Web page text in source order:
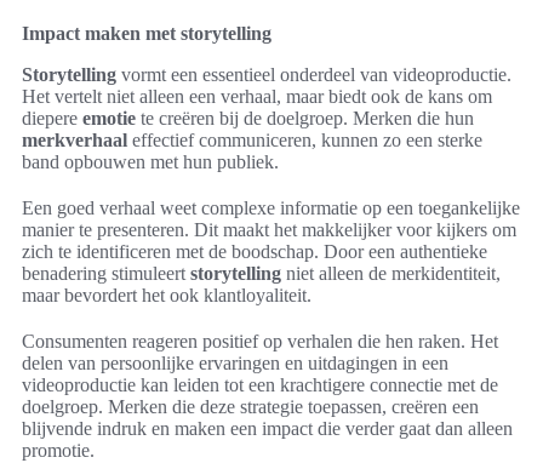
Impact maken met storytelling
Storytelling vormt een essentieel onderdeel van videoproductie.
Het vertelt niet alleen een verhaal, maar biedt ook de kans om
diepere emotie te creëren bij de doelgroep. Merken die hun
merkverhaal effectief communiceren, kunnen zo een sterke
band opbouwen met hun publiek.
Een goed verhaal weet complexe informatie op een toegankelijke
manier te presenteren. Dit maakt het makkelijker voor kijkers om
zich te identificeren met de boodschap. Door een authentieke
benadering stimuleert storytelling niet alleen de merkidentiteit,
maar bevordert het ook klantloyaliteit.
Consumenten reageren positief op verhalen die hen raken. Het
delen van persoonlijke ervaringen en uitdagingen in een
videoproductie kan leiden tot een krachtigere connectie met de
doelgroep. Merken die deze strategie toepassen, creëren een
blijvende indruk en maken een impact die verder gaat dan alleen
promotie.